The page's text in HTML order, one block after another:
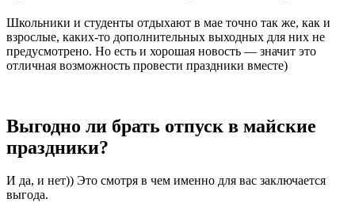
Школьники и студенты отдыхают в мае точно так же, как и
взрослые, каких-то дополнительных выходных для них не
предусмотрено. Но есть и хорошая новость — значит это
отличная возможность провести праздники вместе)
Выгодно ли брать отпуск в майские
праздники?
И да, и нет)) Это смотря в чем именно для вас заключается
выгода.